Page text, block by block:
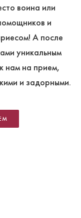
воина или
и
А после
уникальным
нам на прием,
и задорными.